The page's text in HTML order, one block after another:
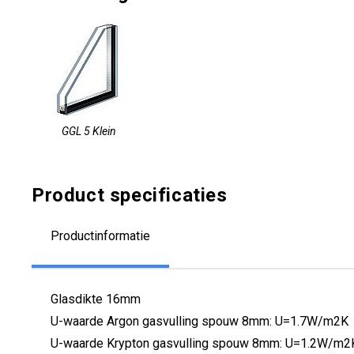
GGL 5 Klein
Product specificaties
Productinformatie
Glasdikte 16mm
U-waarde Argon gasvulling spouw 8mm: U=1.7W/m2K
U-waarde Krypton gasvulling spouw 8mm: U=1.2W/